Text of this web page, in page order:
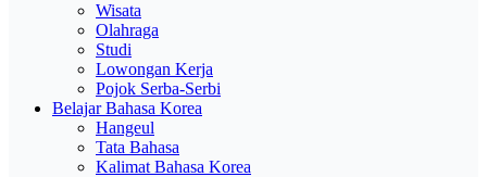
Wisata
Olahraga
Studi
Lowongan Kerja
Pojok Serba-Serbi
Belajar Bahasa Korea
Hangeul
Tata Bahasa
Kalimat Bahasa Korea